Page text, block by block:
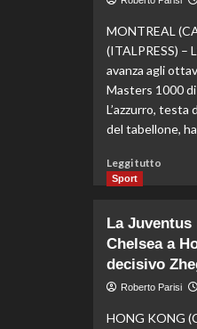
MONTREAL
(ITALPRESS) –
avanza agli
Masters 1000
L’azzurro, testa
del tabellone,
Leggi tuttoLeggi
Darderi
agli
ottavi
Masters
1000
Sport
La Juventus
Chelsea a
decisivo
Roberto Parisi
HONG KONG